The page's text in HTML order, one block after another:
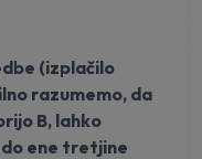
(izplačilo
razumemo, da
B, lahko
ene tretjine